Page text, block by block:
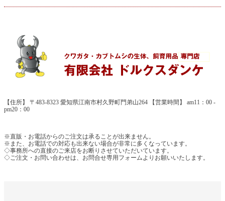
【住所】 〒483-8323 愛知県江南市村久野町門弟山264 【営業時間】 am11：00 -
pm20：00
※直販・お電話からのご注文は承ることが出来ません。
※また、お電話での対応も出来ない場合が非常に多くなっています。
◇事務所への直接のご来店をお断りさせていただいています。
◇ご注文・お問い合わせは、お問合せ専用フォームよりお願いいたします。